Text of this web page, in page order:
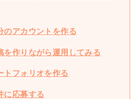
のアカウントを作る
を作りながら運用してみる
トフォリオを作る
に応募する